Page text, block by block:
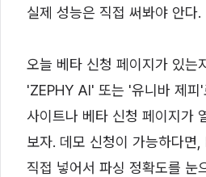
실제 성능은 직접 써봐야 안다.
오늘 베타 신청 페이지가 있는
'ZEPHY AI' 또는 '유니바 제피'
사이트나 베타 신청 페이지가
보자. 데모 신청이 가능하다면
직접 넣어서 파싱 정확도를 눈